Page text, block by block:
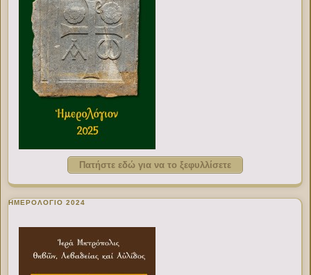
Πατήστε εδώ για να το ξεφυλλίσετε
ΗΜΕΡΟΛΟΓΙΟ 2024